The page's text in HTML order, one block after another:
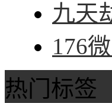
九天
176
热门标签